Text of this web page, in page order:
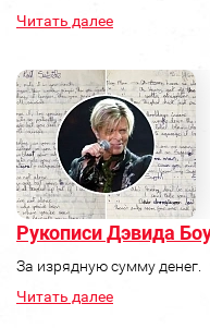
Читать далее
Рукописи Дэвида
За изрядную сумму денег.
Читать далее